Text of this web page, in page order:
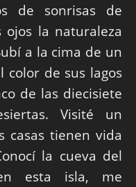
de sonrisas de
ojos la naturaleza
a la cima de un
color de sus lagos
de las diecisiete
Visité un
casas tienen vida
la cueva del
esta isla, me